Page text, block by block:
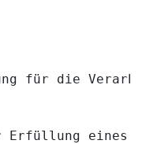
für die
eines